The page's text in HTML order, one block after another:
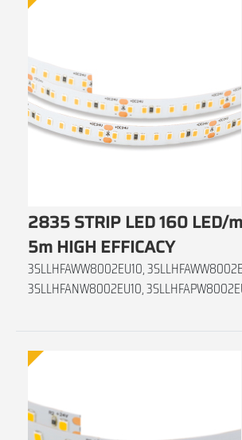
2835 STRIP LED 160 LED/
5m HIGH EFFICACY
3SLLHFAWW8002EU10,
3SLLHFANW8002EU10,